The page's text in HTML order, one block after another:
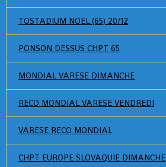
TOSTADIUM NOEL (65) 20/12
PONSON DESSUS CHPT 65
MONDIAL VARESE DIMANCHE
RECO MONDIAL VARESE VENDREDI
VARESE RECO MONDIAL
CHPT EUROPE SLOVAQUIE DIMANCHE